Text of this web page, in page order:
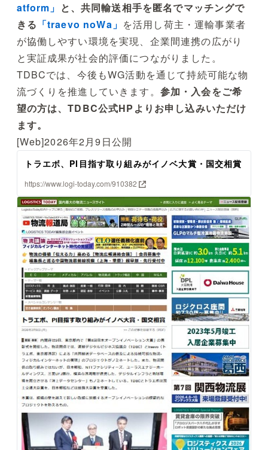
atform」 と、共同輸送相手を匿名でマッチングで
きる 「traevo noWa」 を活用し荷主・運輸事業者
が協働しやすい環境を実現、企業間連携の広がり
と実証成果が社会的評価につながりました。
TDBCでは、今後もWG活動を通じて持続可能な物
流づくりを推進していきます。 参加・入会をご希
望の方は、TDBC公式HP よりお申し込みいただけ
ます。
[Web]2026年2月9日公開
トラエボ、PI目指す取り組みがイノベ大賞・国交相賞
https://www.logi-today.com/910382